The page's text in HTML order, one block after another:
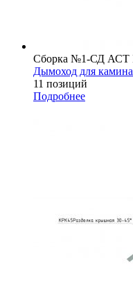
Сборка №1-СД
Дымоход для
11 позиций
Подробнее